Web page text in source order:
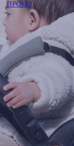
ПРОМО